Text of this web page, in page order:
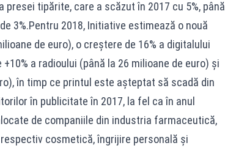
tipărite, care a scăzut în 2017 cu 5%, până
3%.Pentru 2018, Initiative estimează o nouă
de euro), o creştere de 16% a digitalului
a radioului (până la 26 milioane de euro) şi
în timp ce printul este aşteptat să scadă din
în publicitate în 2017, la fel ca în anul
de companiile din industria farmaceutică,
cosmetică, îngrijire personală şi